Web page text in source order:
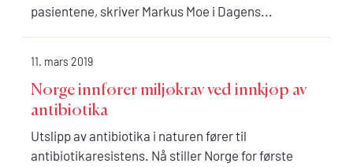
pasientene, skriver Markus Moe i Dagens...
11. mars 2019
Norge innfører miljøkrav ved innkjøp av
antibiotika
Utslipp av antibiotika i naturen fører til
antibiotikaresistens. Nå stiller Norge for første